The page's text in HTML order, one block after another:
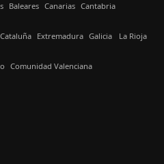
Baleares Canarias Cantabria
Cataluña Extremadura Galicia La Rioja
Comunidad Valenciana